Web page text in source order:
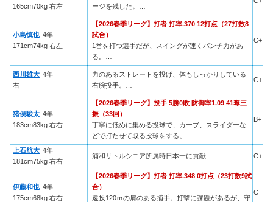
165cm70kg 右左
ージを残した。…
小島慎也 4年
171cm74kg 右左
【2026春季リーグ】打者 打率.370 12打点（27打数8
試合）
1番を打つ選手だが、スイングが速くパンチ力があ
る。…
C+
西川雄大 4年
右
力のあるストレートを投げ、体もしっかりしている
右腕投手。…
C+
猪俣駿太 4年
183cm83kg 右右
【2026春季リーグ】投手 5勝0敗 防御率1.09 41奪三
振（33回）
丁寧に低めに集める投球で、カーブ、スライダーな
どで打たせて取る投球をする。…
B+
上石航大 4年
181cm75kg 右右
浦和リトルシニア所属時日本一に貢献… C+
伊藤和也 4年
175cm68kg 右右
【2026春季リーグ】打者 打率.348 0打点（23打数9試
合）
遠投120ｍの肩のある捕手。打撃に課題があるが、守
C